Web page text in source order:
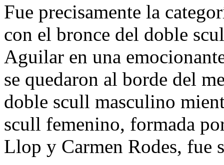
Fue precisamente la
con el bronce del doble
Aguilar en una
se quedaron al borde del
doble scull masculino
scull femenino, formada
Llop y Carmen Rodes, fue